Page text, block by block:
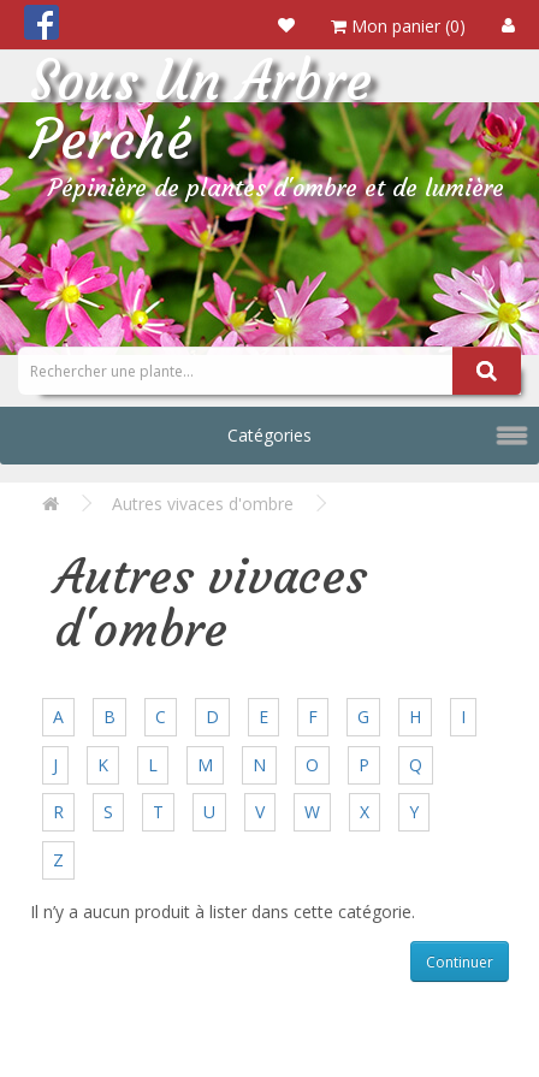
Mon panier (0)
Sous Un Arbre
Perché
Pépinière de plantes d'ombre et de lumière
Catégories
Autres vivaces d'ombre
Autres vivaces
d'ombre
A B C D E F G H I
J K L M N O P Q
R S T U V W X Y
Z
Il n’y a aucun produit à lister dans cette catégorie.
Continuer